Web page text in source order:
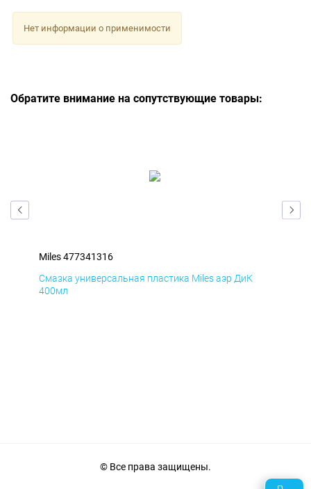
Нет информации о применимости
Обратите внимание на сопутствующие товары:
Miles 477341316
Смазка универсальная пластика Miles аэр ДиК
400мл
© Все права защищены.